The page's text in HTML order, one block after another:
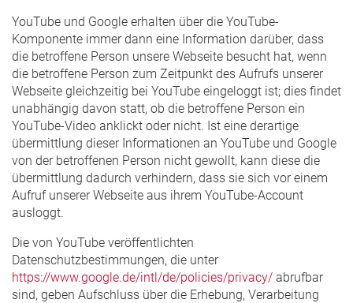
YouTube und Google erhalten über die YouTube-
Komponente immer dann eine Information darüber, dass
die betroffene Person unsere Webseite besucht hat, wenn
die betroffene Person zum Zeitpunkt des Aufrufs unserer
Webseite gleichzeitig bei YouTube eingeloggt ist; dies findet
unabhängig davon statt, ob die betroffene Person ein
YouTube-Video anklickt oder nicht. Ist eine derartige
übermittlung dieser Informationen an YouTube und Google
von der betroffenen Person nicht gewollt, kann diese die
übermittlung dadurch verhindern, dass sie sich vor einem
Aufruf unserer Webseite aus ihrem YouTube-Account
ausloggt.
Die von YouTube veröffentlichten
Datenschutzbestimmungen, die unter
https://www.google.de/intl/de/policies/privacy/ abrufbar
sind, geben Aufschluss über die Erhebung, Verarbeitung